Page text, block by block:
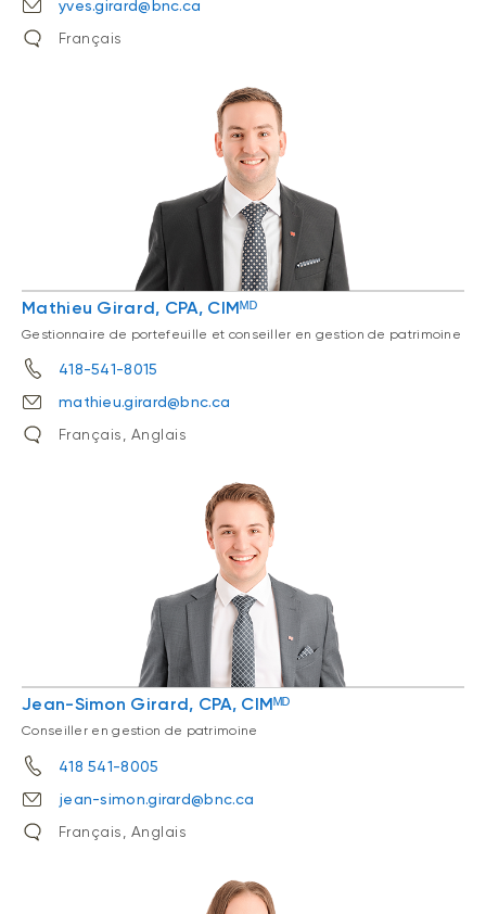
yves.girard@bnc.ca
Français
Mathieu Girard, CPA, CIMᴹᴰ
Gestionnaire de portefeuille et conseiller en gestion de patrimoine
418-541-8015
mathieu.girard@bnc.ca
Français, Anglais
Jean-Simon Girard, CPA, CIMᴹᴰ
Conseiller en gestion de patrimoine
418 541-8005
jean-simon.girard@bnc.ca
Français, Anglais